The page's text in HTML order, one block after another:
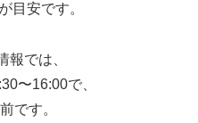
目安です。
報では、
〜16:00で、
です。